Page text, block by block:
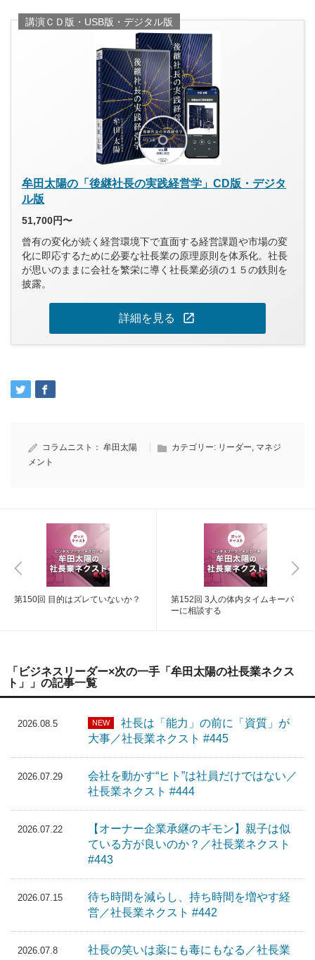
講演ＣＤ版・USB版・デジタル版
牟田太陽の「後継社長の実践経営学」CD版・デジタ
ル版
51,700円〜
曾有の変化が続く経営環境下で直面する経営課題や市場の変
化に即応するために必要な社長業の原理原則を体系化。社長
が思いのままに会社を繁栄に導く社長業必須の１５の鉄則を
披露。
詳細を見る open_in_new
コラムニスト： 牟田太陽 カテゴリー: リーダー, マネジ
メント
第150回 目的はズレていないか？
第152回 3人の体内タイムキーパ
ーに相談する
「ビジネスリーダー×次の一手「牟田太陽の社長業ネクス
ト」」の記事一覧
2026.08.5 NEW
社長は「能力」の前に「資質」が
大事／社長業ネクスト #445
2026.07.29
会社を動かす“ヒト”は社員だけではない／
社長業ネクスト #444
2026.07.22
【オーナー企業承継のギモン】親子は似
ている方が良いのか？／社長業ネクスト
#443
2026.07.15
待ち時間を減らし、持ち時間を増やす経
営／社長業ネクスト #442
2026.07.8
社長の笑いは薬にも毒にもなる／社長業